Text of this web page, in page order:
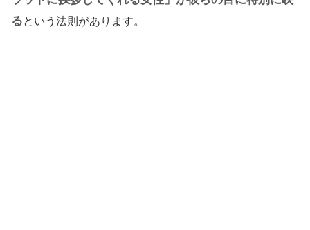
るという法則があります。